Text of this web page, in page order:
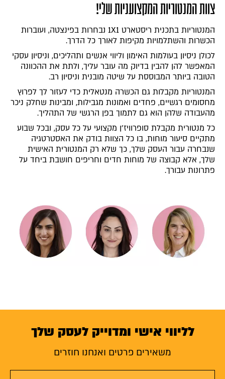
צוות המנטוריות המקצועניות שלי!
המנטוריות בתכנית ריסטארט 1X1 נבחרות בפינצטה, ועוברות
הכשרות והשתלמויות מקיפות לאורך כל הדרך.
לכולן ניסיון בעולמות האימון וליווי אנשים ותהליכים, וניסיון עסקי
המאפשר להן להבין בדיוק מה עובר עליך, ולתת את ההכוונה
הטובה ביותר המבוססת על שיטה מובנית וניסיון רב.
המנטוריות מקבלות גם הכשרה מנטאלית כדי לעזור לך לפרוץ
מחסומים רגשיים, פחדים ואמונות מגבילות, ומבינות שחלק ניכר
מהעבודה שלהן הוא גם לתמוך בפן הרגשי של התהליך.
כל מנטורית מקבלת סופרוויז׳ן מקצועי על כל עסק, ובכל שבוע
מתקיים סיעור מוחות, בו כל הצוות בודק את האסטרטגיה
שנבחרה עבור העסק שלך, כך שלא רק המנטורית האישית
שלך, אלא קבוצה של מוחות חדים וחריפים חושבת ביחד על
פתרונות עבורך.
לליווי אישי ומדוייק לעסק שלך
משאירים פרטים ואנחנו חוזרים